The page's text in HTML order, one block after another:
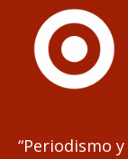
“Periodismo